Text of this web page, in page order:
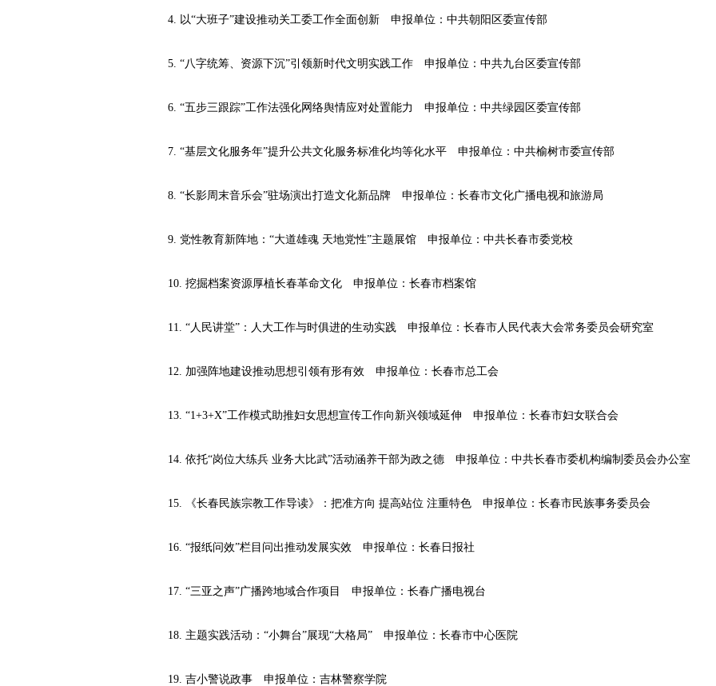
4. 以“大班子”建设推动关工委工作全面创新 申报单位：中共朝阳区委宣传部
5. “八字统筹、资源下沉”引领新时代文明实践工作 申报单位：中共九台区委宣传部
6. “五步三跟踪”工作法强化网络舆情应对处置能力 申报单位：中共绿园区委宣传部
7. “基层文化服务年”提升公共文化服务标准化均等化水平 申报单位：中共榆树市委宣传部
8. “长影周末音乐会”驻场演出打造文化新品牌 申报单位：长春市文化广播电视和旅游局
9. 党性教育新阵地：“大道雄魂 天地党性”主题展馆 申报单位：中共长春市委党校
10. 挖掘档案资源厚植长春革命文化 申报单位：长春市档案馆
11. “人民讲堂”：人大工作与时俱进的生动实践 申报单位：长春市人民代表大会常务委员会研究室
12. 加强阵地建设推动思想引领有形有效 申报单位：长春市总工会
13. “1+3+X”工作模式助推妇女思想宣传工作向新兴领域延伸 申报单位：长春市妇女联合会
14. 依托“岗位大练兵 业务大比武”活动涵养干部为政之德 申报单位：中共长春市委机构编制委员会办公室
15. 《长春民族宗教工作导读》：把准方向 提高站位 注重特色 申报单位：长春市民族事务委员会
16. “报纸问效”栏目问出推动发展实效 申报单位：长春日报社
17. “三亚之声”广播跨地域合作项目 申报单位：长春广播电视台
18. 主题实践活动：“小舞台”展现“大格局” 申报单位：长春市中心医院
19. 吉小警说政事 申报单位：吉林警察学院